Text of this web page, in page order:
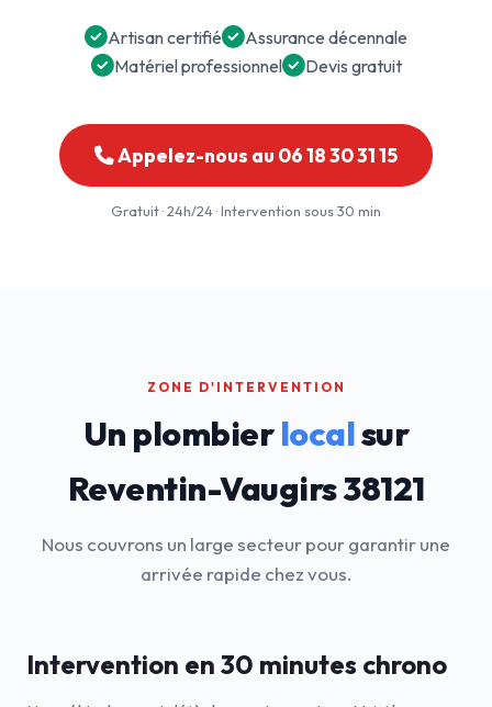
Artisan certifié
Assurance décennale
Matériel professionnel
Devis gratuit
Appelez-nous au 06 18 30 31 15
Gratuit · 24h/24 · Intervention sous 30 min
ZONE D'INTERVENTION
Un plombierlocalsur
Reventin-Vaugirs 38121
Nous couvrons un large secteur pour garantir une
arrivée rapide chez vous.
Intervention en 30 minutes chrono